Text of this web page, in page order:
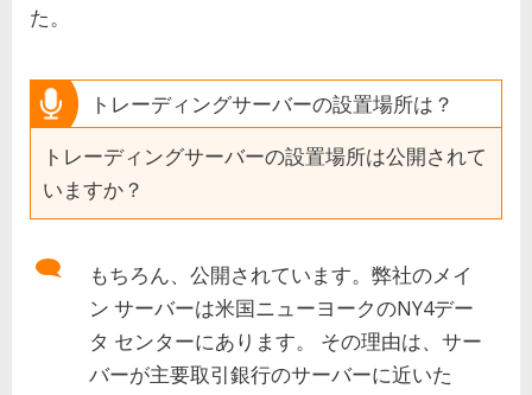
た。
トレーディングサーバーの設置場所は？
トレーディングサーバーの設置場所は公開されて
いますか？
もちろん、公開されています。弊社のメイ
ン サーバーは米国ニューヨークのNY4デー
タ センターにあります。 その理由は、サー
バーが主要取引銀行のサーバーに近いた